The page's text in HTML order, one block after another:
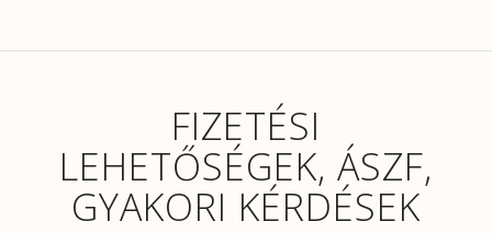
FIZETÉSI
LEHETŐSÉGEK, ÁSZF,
GYAKORI KÉRDÉSEK